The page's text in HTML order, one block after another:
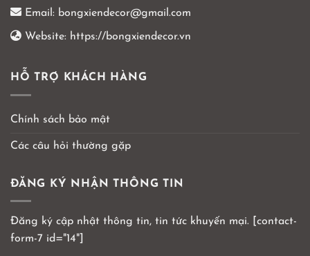
Email: bongxiendecor@gmail.com
Website: https://bongxiendecor.vn
HỖ TRỢ KHÁCH HÀNG
Chính sách bảo mật
Các câu hỏi thường gặp
ĐĂNG KÝ NHẬN THÔNG TIN
Đăng ký cập nhật thông tin, tin tức khuyến mại. [contact-
form-7 id="14"]